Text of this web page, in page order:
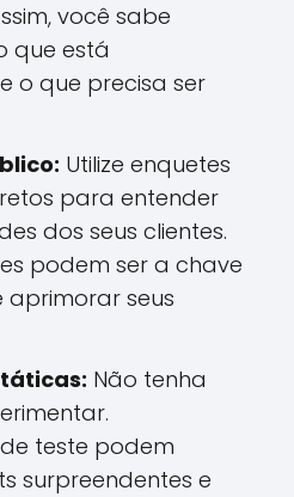
você sabe
que está
o que precisa ser
Utilize enquetes
para entender
dos seus clientes.
podem ser a chave
aprimorar seus
Não tenha
teste podem
surpreendentes e